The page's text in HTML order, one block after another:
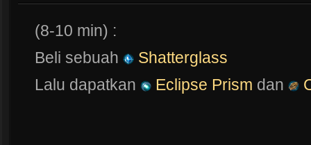
(8-10 min) :
Beli sebuah
Shatterglass
Lalu dapatkan
Eclipse Prism dan